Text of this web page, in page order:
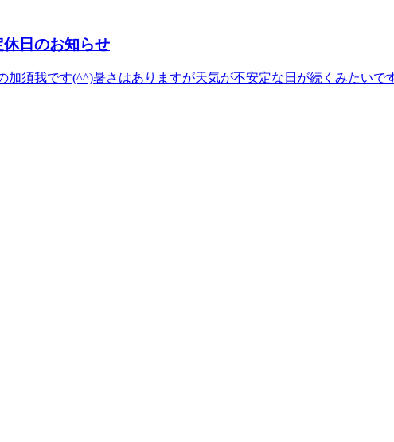
で、いつまでも健康で疲れづらいお身体づくりをサポート致し
ださいませ(^^♪皆様のご来店を、スタッフ一同手を温めて心
【住所】東京都大田区池上 6-3-3東京堂ビル1F【アクセス】東
日のお知らせ
加須我です(^^)暑さはありますが天気が不安定な日が続くみたい
ださいませ!..。o○☆○o。..:゜:..。o○☆○o。..:゜:..。o○☆○o。マッ
”のボディケアを始めてみませんか?ぜひこの機会にリラクの肩甲
=★=☆=★=☆=★=☆=★=☆=★=☆=★=☆=☆=★Re.Ra.Ku 池上店平日
」北口より徒歩4分♪、蒲田駅より2駅